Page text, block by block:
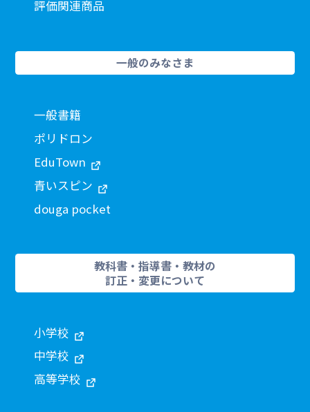
評価関連商品
一般のみなさま
一般書籍
ポリドロン
EduTown
青いスピン
douga pocket
教科書・指導書・教材の
訂正・変更について
小学校
中学校
高等学校